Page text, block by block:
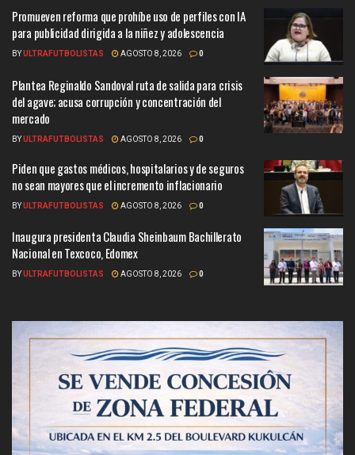
Promueven reforma que prohíbe uso de perfiles con IA
para publicidad dirigida a la niñez y adolescencia
BYULTRAFUTBOLISTAS AGOSTO 8, 2026 0
Plantea Reginaldo Sandoval ruta de salida para crisis
del agave; acusa corrupción y concentración del
mercado
BYULTRAFUTBOLISTAS AGOSTO 8, 2026 0
Piden que gastos médicos, hospitalarios y de seguros
no sean mayores que el incremento inflacionario
BYULTRAFUTBOLISTAS AGOSTO 8, 2026 0
Inaugura presidenta Claudia Sheinbaum Bachillerato
Nacional en Texcoco, Edomex
BYULTRAFUTBOLISTAS AGOSTO 8, 2026 0